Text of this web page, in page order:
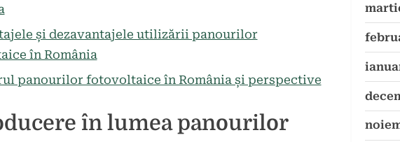
și dezavantajele utilizării panourilor
în România
panourilor fotovoltaice în România și perspective
în lumea panourilor